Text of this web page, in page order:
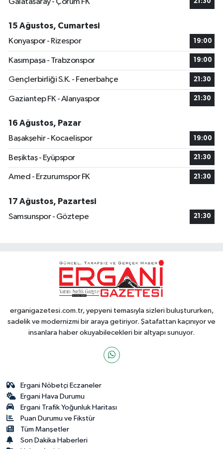
21:30
15 Ağustos, Cumartesi
Konyaspor - Rizespor
19:00
Kasımpaşa - Trabzonspor 19:00
Gençlerbirliği S.K. - Fenerbahçe 21:30
Gaziantep FK - Alanyaspor 21:30
16 Ağustos, Pazar
Başakşehir - Kocaelispor
19:00
Beşiktaş - Eyüpspor 21:30
Amed - Erzurumspor FK 21:30
17 Ağustos, Pazartesi
Samsunspor - Göztepe
21:30
erganigazetesi.com.tr, yepyeni temasıyla sizleri buluştururken,
sadelik ve modernizmi bir araya getiriyor. Şatafattan kaçınıyor ve
insanlara haber okuyabilecekleri bir altyapı sunuyor.
Ergani Nöbetçi Eczaneler
Ergani Hava Durumu
Ergani Trafik Yoğunluk Haritası
Puan Durumu ve Fikstür
Tüm Manşetler
Son Dakika Haberleri